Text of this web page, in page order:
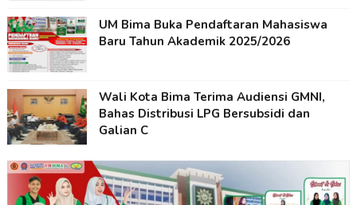
UM Bima Buka Pendaftaran Mahasiswa
Baru Tahun Akademik 2025/2026
Wali Kota Bima Terima Audiensi GMNI,
Bahas Distribusi LPG Bersubsidi dan
Galian C